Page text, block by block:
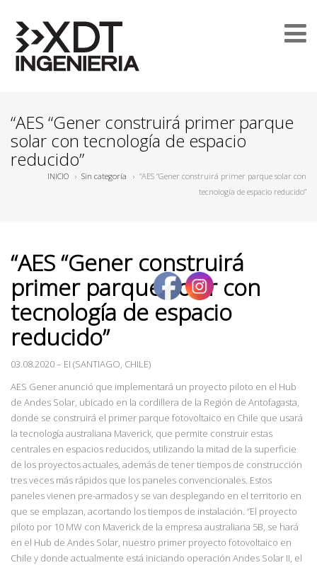
“AES “Gener construirá primer parque
solar con tecnología de espacio
reducido”
INICIO › Sin categoría › “AES “Gener construirá primer parque solar con
tecnología de espacio reducido”
“AES “Gener construirá
primer parque solar con
tecnología de espacio
reducido”
03.08.2020 – EI (SANTIAGO, CHILE)
AES Gener anunció que implementará un proyecto piloto en el Hub
de Andes Solar, ubicado en la cordillera de la Región de Antofagasta,
donde se construirá el primer parque fotovoltaico en Chile que usará
la tecnología australiana Maverick, que permite construir estas
centrales en espacios reducidos, utilizando la mitad de la superficie
de los proyectos actuales, además de tener tiempos de construcción
tres veces más rápidos que los paneles convencionales. Estos
paneles vienen pre-armados y se van desplegando en el territorio en
que se emplazan, acortando los tiempos de instalación. “El proyecto
piloto por 10 MW con Maverick de la empresa australiana 5B, se hará
en el Hub de Andes Solar, nuestro primer proyecto fotovoltaico en
Chile y donde actualmente está iniciando operación Andes Solar II, el